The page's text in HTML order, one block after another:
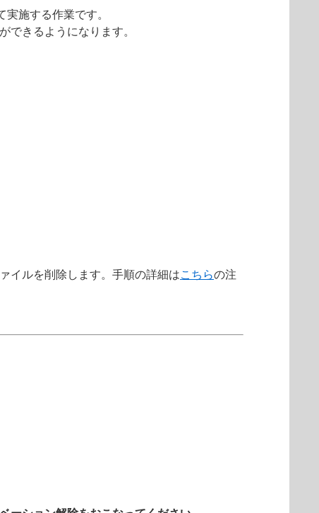
施する作業です。
できるようになります。
イルを削除します。手順の詳細はこちらの注